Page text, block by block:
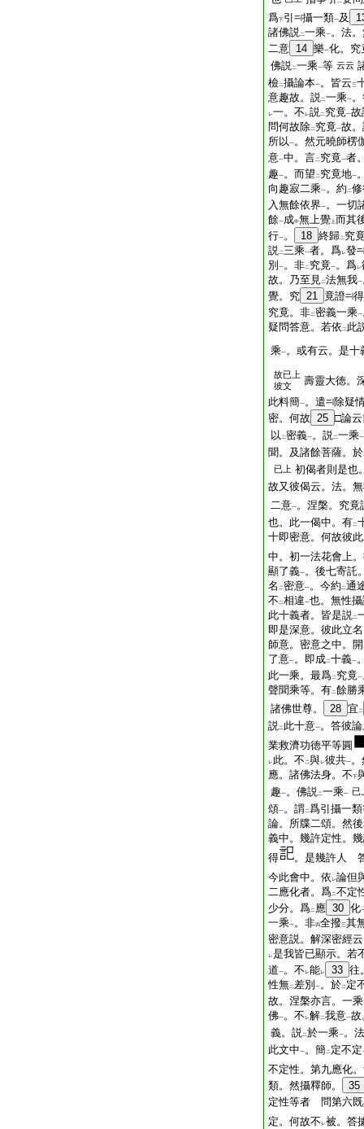
爲下引 攝一類一及
諸佛説二一乘一。法
二意 14 樂一化。究
佛説二一乘一等 云云
檢二攝論本一。皆云三
意趣故。説二一乘一
レ一。不 レ説二 究竟一故
問何故除二 究竟一故
所以一。然元曉師楞
意一中。言二 究竟一者
趣一。而望 二 究竟地一
向趣寂二乘一。約 二
入無餘依界一。一切
餘一成中無上覺 上而其
行一。 18 終歸二 究
説二三乘一者。爲レ發
別 一。非二 究竟一。爲レ
故。乃至見二法無我一
覺。究 21 竟證
究竟。非二密義一乘一
疑問答意。若依 二 此
乘一。或有云。是十
故已上
彼文
壽靈大徳。
此料簡一。遣
除疑
密。何故 25 □論
以 二密義一。説二一乘一
聞。及諸餘菩薩。於
已上 初偈者則是也
故又彼偈云。法。
二意一。涅槃。究竟
也。此一偈中。有二
十即密意。何故彼
中。初一法花會上
顯了義一。後七寄託
名 二密意一。今約 二通
不 二相違一也。無性
此十義者。皆是説二
即是深意。彼此立
師意。密意之中。開
了意一。即成二十義一
此一乘。最爲二 究竟一
聲聞乘等。有二餘勝
諸佛世尊。
28 宜 二
説二 此十意一。答彼
業救濟功徳平等圓
レ此。不 二與レ彼共一
應。諸佛法身。不下
趣一。佛説二一乘一 已
頌一。謂二爲引攝一
論。所牒二頌。然
義中。幾許定性。
得
。是幾許人
今此會中。依 レ論但
二應化者。爲二不定
少分。爲二 應 30 化
一乘一。非四全撥三其
密意説。解深密經
レ是我皆已顯示。若
道一。不 レ能レ 33 往
性無二差別 一。於二 定
故。涅槃亦言。一
佛一。不 レ解二我意一故
義。説二於一乘一。
此文中一。簡二 定不定
不定性。第九應化
類。然攝釋師。
35
定性等者 問第六
定。何故不 レ被。答